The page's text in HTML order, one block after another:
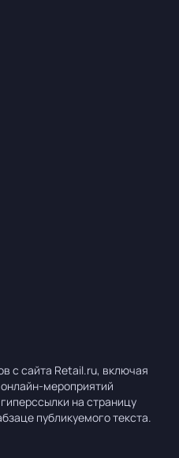
с сайта Retail.ru, включая
мероприятий
на страницу
публикуемого текста.